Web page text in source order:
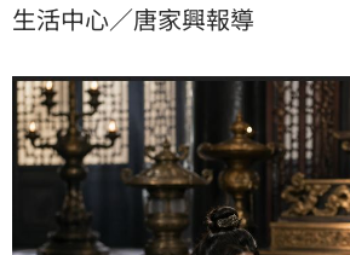
生活中心／唐家興報導